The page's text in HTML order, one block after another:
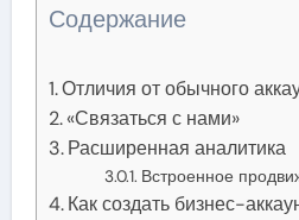
Содержание
Отличия от обычного
«Связаться с нами»
Расширенная аналитика
Встроенное
Как создать бизнес-